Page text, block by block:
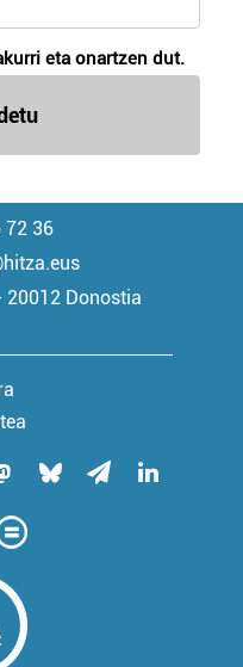
eta onartzen dut.
72 36
20012 Donostia